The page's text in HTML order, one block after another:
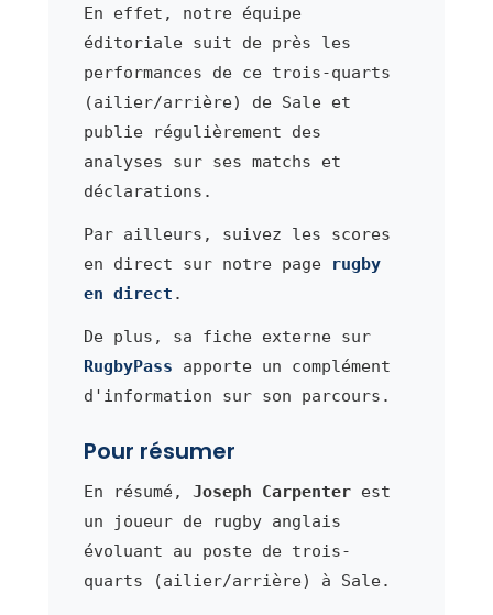
En effet, notre équipe
éditoriale suit de près les
performances de ce trois-quarts
(ailier/arrière) de Sale et
publie régulièrement des
analyses sur ses matchs et
déclarations.
Par ailleurs, suivez les scores
en direct sur notre page
rugby
en direct .
De plus, sa fiche externe sur
RugbyPass apporte un complément
d'information sur son parcours.
Pour résumer
En résumé, Joseph Carpenterest
un joueur de rugby anglais
évoluant au poste de trois-
quarts (ailier/arrière) à Sale.